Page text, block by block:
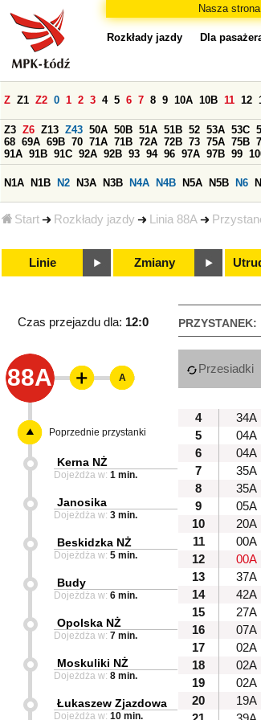
Nasza
Start Rozkłady jazdy Linia 88A
Rozkłady jazdy Dla
Z Z1 Z2 0 1 2 3 4 5 6 7 8 9 10A 10B 11 12
Z3 Z6 Z13 Z43 50A 50B 51A 51B 52 53A 53C
68 69A 69B 70 71A 71B 72A 72B 73 75A 75B
91A 91B 91C 92A 92B 93 94 96 97A 97B 99
N1A N1B N2 N3A N3B N4A N4B N5A N5B N6
Linie Zmiany
PRZYSTANEK:
Czas przejazdu dla: 12:0
88A Przesiadki
4
34A
5
04A
6
04A
7
35A
8
35A
9
05A
10
20A
11
00A
12
00A
13
37A
14
42A
15
27A
16
07A
17
02A
18
02A
19
02A
20
19A
A
Poprzednie przystanki
Kerna NŻ
Dojeżdża w: 1 min.
Janosika
Dojeżdża w: 3 min.
Beskidzka NŻ
Dojeżdża w: 5 min.
Budy
Dojeżdża w: 6 min.
Opolska NŻ
Dojeżdża w: 7 min.
Moskuliki NŻ
Dojeżdża w: 8 min.
Łukaszew Zjazdowa
Dojeżdża w: 10 min.